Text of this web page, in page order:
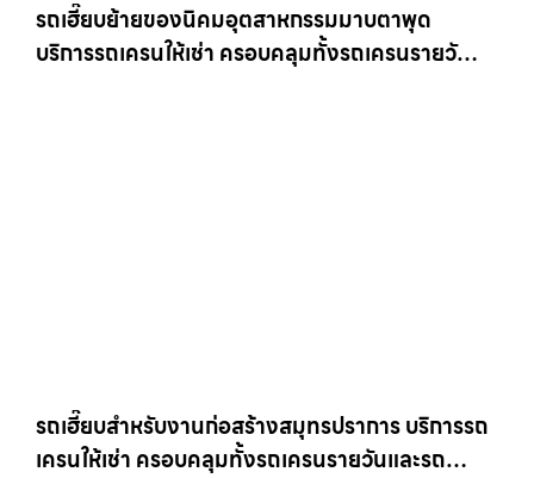
รถเฮี๊ยบย้ายของนิคมอุตสาหกรรมมาบตาพุด
บริการรถเครนให้เช่า ครอบคลุมทั้งรถเครนรายวัน
รถเฮี๊ยบสำหรับงานก่อสร้างสมุทรปราการ บริการรถ
เครนให้เช่า ครอบคลุมทั้งรถเครนรายวันและรถ